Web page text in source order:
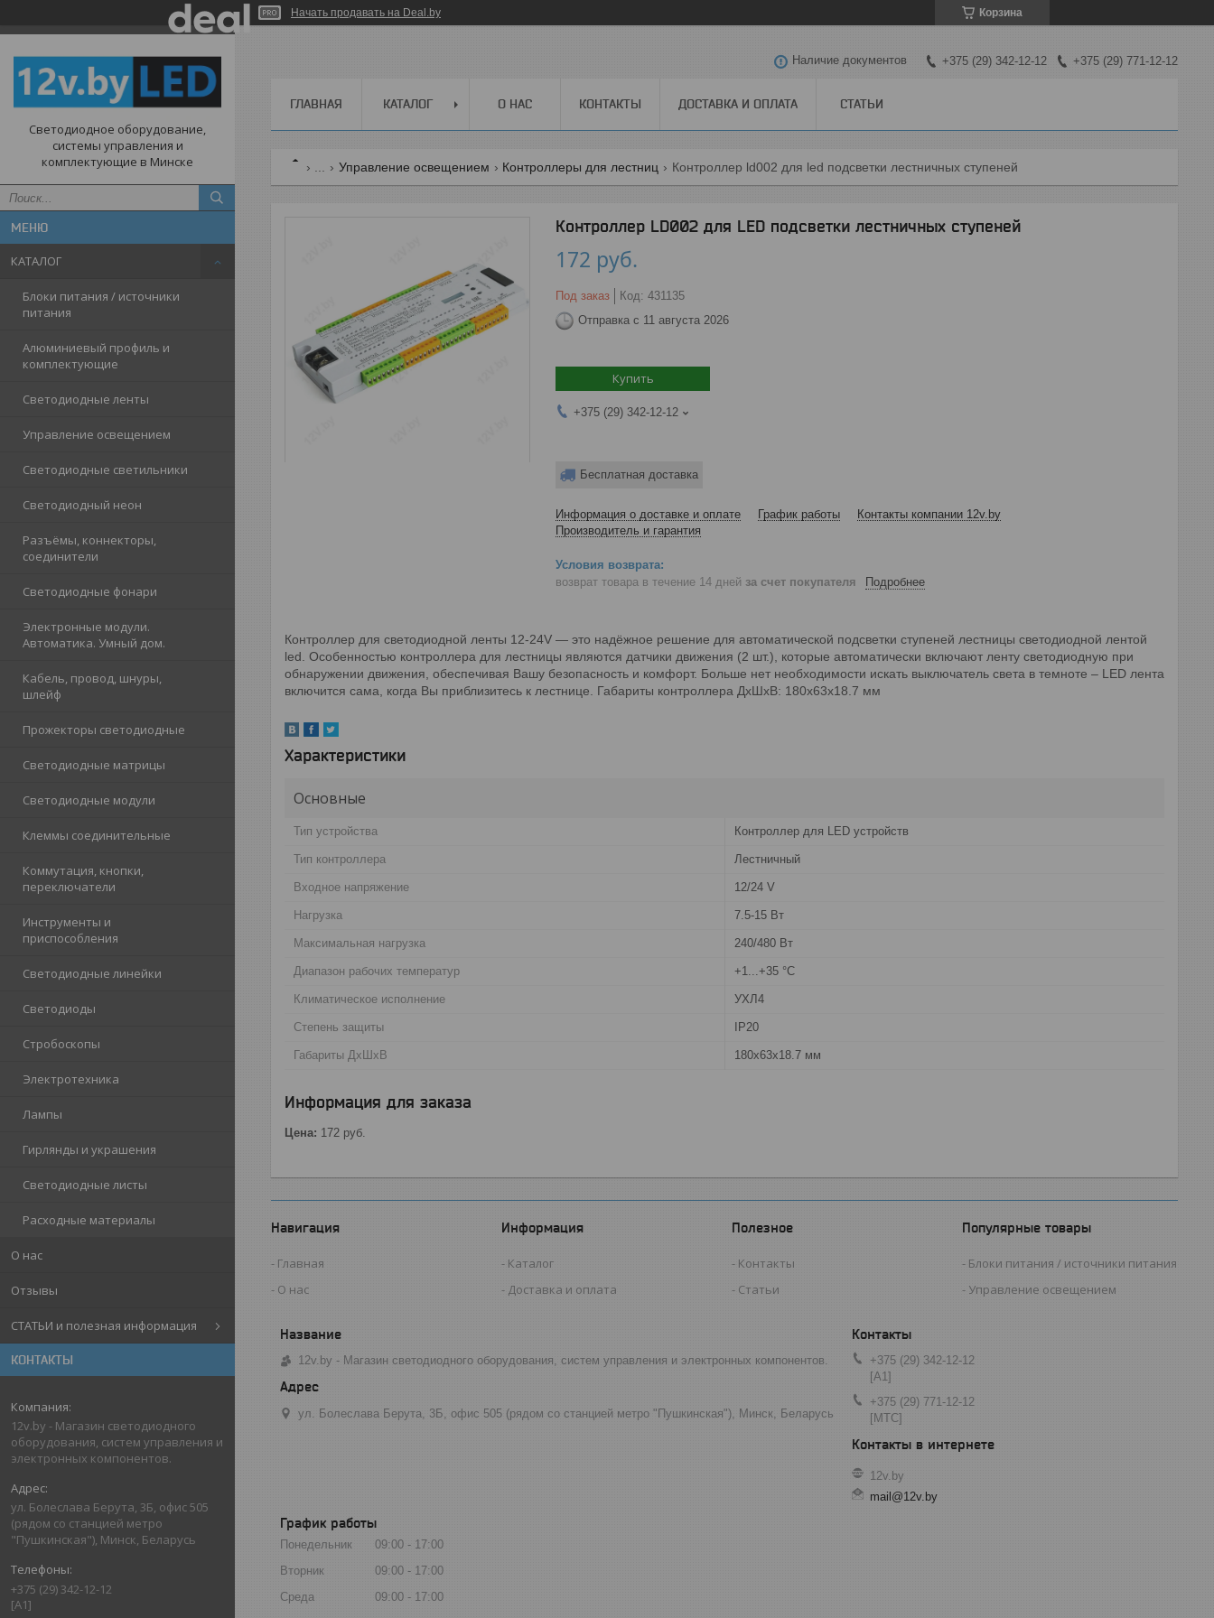
Начать продавать на Deal.by Корзина
Светодиодное оборудование,
системы управления и
комплектующие в Минске
КАТАЛОГ
Блоки питания / источники
питания
Алюминиевый профиль и
комплектующие
Светодиодные ленты
Управление освещением
Светодиодные светильники
Светодиодный неон
Разъёмы, коннекторы,
соединители
Светодиодные фонари
Электронные модули.
Автоматика. Умный дом.
Кабель, провод, шнуры,
шлейф
Прожекторы светодиодные
Светодиодные матрицы
Светодиодные модули
Клеммы соединительные
Коммутация, кнопки,
переключатели
Инструменты и
приспособления
Светодиодные линейки
Светодиоды
Стробоскопы
Электротехника
Лампы
Гирлянды и украшения
Светодиодные листы
Расходные материалы
О нас
Отзывы
СТАТЬИ и полезная информация
КОНТАКТЫ
12v.by - Магазин светодиодного
оборудования, систем управления и
электронных компонентов.
ул. Болеслава Берута, 3Б, офис 505
(рядом со станцией метро
"Пушкинская"), Минск, Беларусь
+375 (29) 342-12-12
[A1]
Наличие документов +375 (29) 342-12-12 +375 (29) 771-12-12
ГЛАВНАЯ КАТАЛОГ О НАС КОНТАКТЫ ДОСТАВКА И ОПЛАТА СТАТЬИ
Управление освещением Контроллеры для лестниц Контроллер ld002 для led подсветки лестничных ступеней
Контроллер LD002 для LED подсветки лестничных ступеней
172 руб.
Под заказ Код: 431135
Отправка с 11 августа 2026
Купить
+375 (29) 342-12-12
Бесплатная доставка
Информация о доставке и оплате График работы
Контакты компании 12v.by
Производитель и гарантия
возврат товара в течение 14 дней за счет покупателя Подробнее
Контроллер для светодиодной ленты 12-24V — это надёжное решение для автоматической подсветки ступеней лестницы светодиодной лентой
led. Особенностью контроллера для лестницы являются датчики движения (2 шт.), которые автоматически включают ленту светодиодную при
обнаружении движения, обеспечивая Вашу безопасность и комфорт. Больше нет необходимости искать выключатель света в темноте – LED лента
включится сама, когда Вы приблизитесь к лестнице. Габариты контроллера ДхШхВ: 180х63х18.7 мм
Характеристики
Основные
Тип устройства Контроллер для LED устройств
Тип контроллера Лестничный
Входное нaпряжение 12/24 V
Нагрузка 7.5-15 Вт
Максимальная нагрузка 240/480 Вт
Диапазон рабочих температур +1...+35 °C
Климатическое исполнение УХЛ4
Степень защиты IP20
Габариты ДхШхВ 180х63х18.7 мм
Информация для заказа
Цена: 172 руб.
Навигация
Главная
О нас
Информация
Каталог
Доставка и оплата
Полезное
Контакты
Статьи
Популярные товары
Блоки питания / источники питания
Управление освещением
12v.by - Магазин светодиодного оборудования, систем управления и электронных компонентов.
ул. Болеслава Берута, 3Б, офис 505 (рядом со станцией метро "Пушкинская"), Минск, Беларусь
+375 (29) 342-12-12
[A1]
+375 (29) 771-12-12
[МТС]
12v.by
mail@12v.by
График работы
Понедельник 09:00
17:00
Вторник
09:00
17:00
Среда
09:00
17:00